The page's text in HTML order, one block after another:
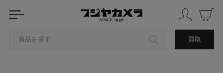
商品を探す 買取